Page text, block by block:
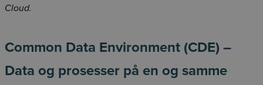
Cloud.
Common Data Environment (CDE) –
Data og prosesser på en og samme